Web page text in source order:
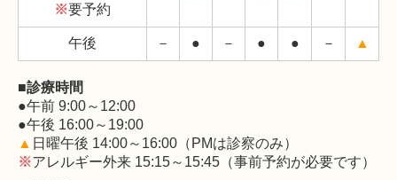
※要予約
午後 － ● － ● ● － ▲
■診療時間
●午前 9:00～12:00
●午後 16:00～19:00
▲ 日曜午後 14:00～16:00（PMは診察のみ）
※アレルギー外来 15:15～15:45（事前予約が必要です）